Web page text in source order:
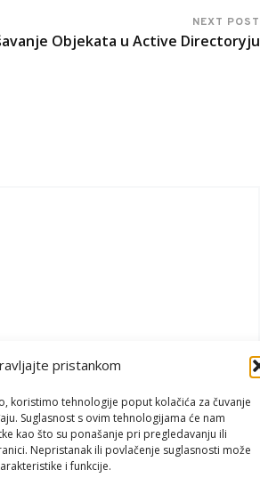
pristankom
koristimo tehnologije poput kolačića za čuvanje
Suglasnost s ovim tehnologijama će nam
kao što su ponašanje pri pregledavanju ili
Nepristanak ili povlačenje suglasnosti može
i funkcije.
NEXT POST
Objekata u Active Directoryju
budem komentirao.